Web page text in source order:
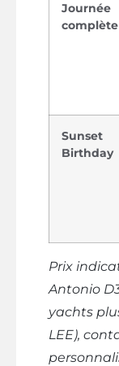
Journée
complète
Sunset
Birthday
Prix
Antonio
yachts
LEE),